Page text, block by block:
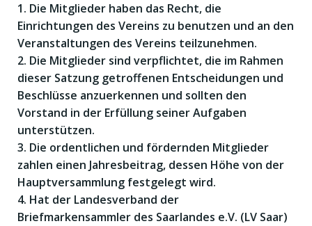
1. Die Mitglieder haben das Recht, die
Einrichtungen des Vereins zu benutzen und an den
Veranstaltungen des Vereins teilzunehmen.
2. Die Mitglieder sind verpflichtet, die im Rahmen
dieser Satzung getroffenen Entscheidungen und
Beschlüsse anzuerkennen und sollten den
Vorstand in der Erfüllung seiner Aufgaben
unterstützen.
3. Die ordentlichen und fördernden Mitglieder
zahlen einen Jahresbeitrag, dessen Höhe von der
Hauptversammlung festgelegt wird.
4. Hat der Landesverband der
Briefmarkensammler des Saarlandes e.V. (LV Saar)